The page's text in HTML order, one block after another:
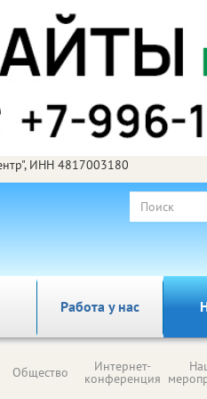
ИНН 4817003180
Работа у нас
Общество Интернет-
конференция